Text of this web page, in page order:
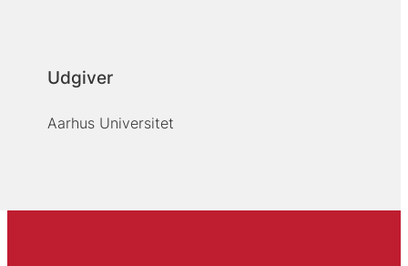
Udgiver
Aarhus Universitet